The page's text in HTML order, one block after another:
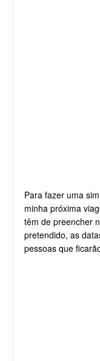
Para fazer uma
minha próxima
têm de preencher
pretendido, as
pessoas que